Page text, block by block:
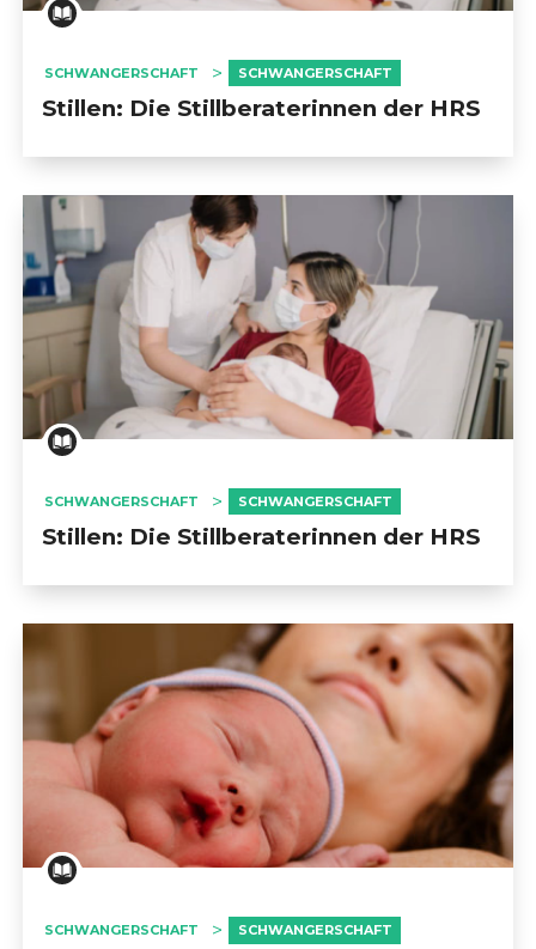
SCHWANGERSCHAFT SCHWANGERSCHAFT
Stillen: Die Stillberaterinnen der HRS
SCHWANGERSCHAFT SCHWANGERSCHAFT
Stillen: Die Stillberaterinnen der HRS
SCHWANGERSCHAFT SCHWANGERSCHAFT